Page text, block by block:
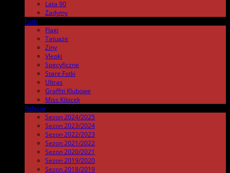
Lata 90
Zadymy
Fotki
Flagi
Tatuaże
Ziny
Vlepki
Specyficzne
Stare Fotki
Ultras
Graffiti Klubowe
Miss Kibicek
Relacje
Sezon 2024/2025
Sezon 2023/2024
Sezon 2022/2023
Sezon 2021/2022
Sezon 2020/2021
Sezon 2019/2020
Sezon 2018/2019